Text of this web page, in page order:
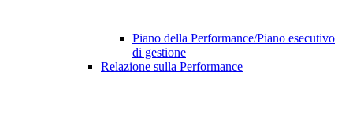
Piano della Performance/Piano esecutivo
di gestione
Relazione sulla Performance